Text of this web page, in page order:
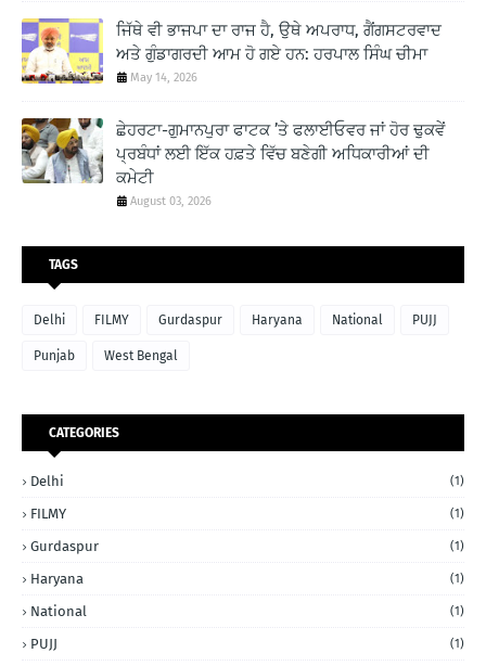
ਜਿੱਥੇ ਵੀ ਭਾਜਪਾ ਦਾ ਰਾਜ ਹੈ, ਉਥੇ ਅਪਰਾਧ, ਗੈਂਗਸਟਰਵਾਦ
ਅਤੇ ਗੁੰਡਾਗਰਦੀ ਆਮ ਹੋ ਗਏ ਹਨ: ਹਰਪਾਲ ਸਿੰਘ ਚੀਮਾ
May 14, 2026
ਛੇਹਰਟਾ-ਗੁਮਾਨਪੁਰਾ ਫਾਟਕ ’ਤੇ ਫਲਾਈਓਵਰ ਜਾਂ ਹੋਰ ਢੁਕਵੇਂ
ਪ੍ਰਬੰਧਾਂ ਲਈ ਇੱਕ ਹਫ਼ਤੇ ਵਿੱਚ ਬਣੇਗੀ ਅਧਿਕਾਰੀਆਂ ਦੀ
ਕਮੇਟੀ
August 03, 2026
TAGS
Delhi FILMY Gurdaspur Haryana National PUJJ
Punjab West Bengal
CATEGORIES
Delhi (1)
FILMY (1)
Gurdaspur (1)
Haryana (1)
National (1)
PUJJ (1)